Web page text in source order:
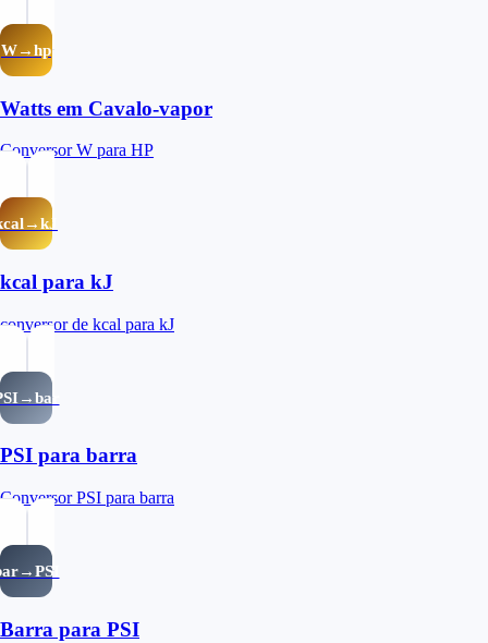
W→hp
Watts em Cavalo-vapor
Conversor W para HP
kcal para kJ
conversor de kcal para kJ
PSI para barra
Conversor PSI para barra
Barra para PSI